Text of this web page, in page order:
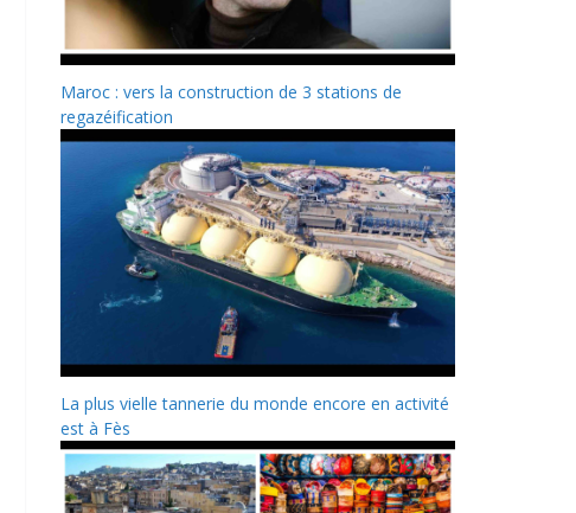
Maroc : vers la construction de 3 stations de
regazéification
La plus vielle tannerie du monde encore en activité
est à Fès